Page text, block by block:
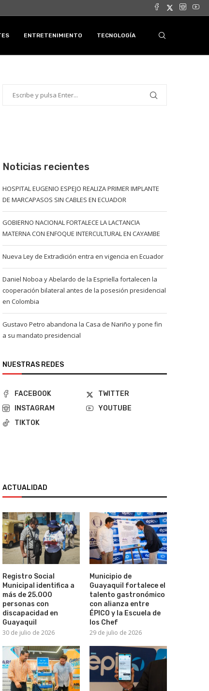
ENTRETENIMIENTO TECNOLOGÍA
Noticias recientes
HOSPITAL EUGENIO ESPEJO REALIZA PRIMER IMPLANTE
DE MARCAPASOS SIN CABLES EN ECUADOR
GOBIERNO NACIONAL FORTALECE LA LACTANCIA
MATERNA CON ENFOQUE INTERCULTURAL EN CAYAMBE
Nueva Ley de Extradición entra en vigencia en Ecuador
Daniel Noboa y Abelardo de la Espriella fortalecen la
cooperación bilateral antes de la posesión presidencial
en Colombia
Gustavo Petro abandona la Casa de Nariño y pone fin
a su mandato presidencial
NUESTRAS REDES
FACEBOOK
TWITTER
INSTAGRAM
YOUTUBE
TIKTOK
ACTUALIDAD
Registro Social
Municipal identifica a
más de 25.000
personas con
discapacidad en
Guayaquil
30 de julio de 2026
Municipio de
Guayaquil fortalece el
talento gastronómico
con alianza entre
ÉPICO y la Escuela de
los Chef
29 de julio de 2026